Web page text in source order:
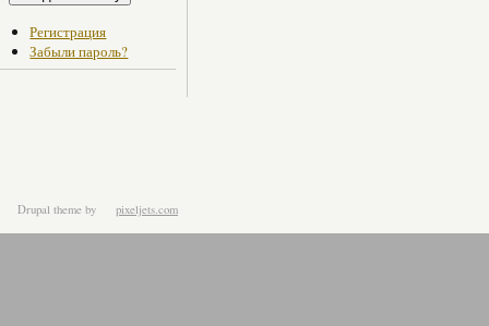
Регистрация
Забыли пароль?
Drupal theme by pixeljets.com